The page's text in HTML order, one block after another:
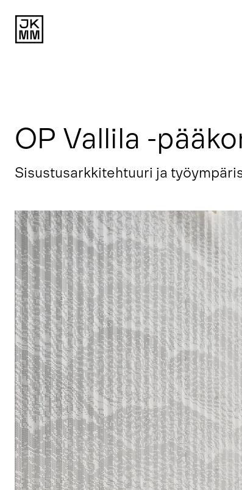
OP Vallila -
Sisustusarkkitehtuuri ja